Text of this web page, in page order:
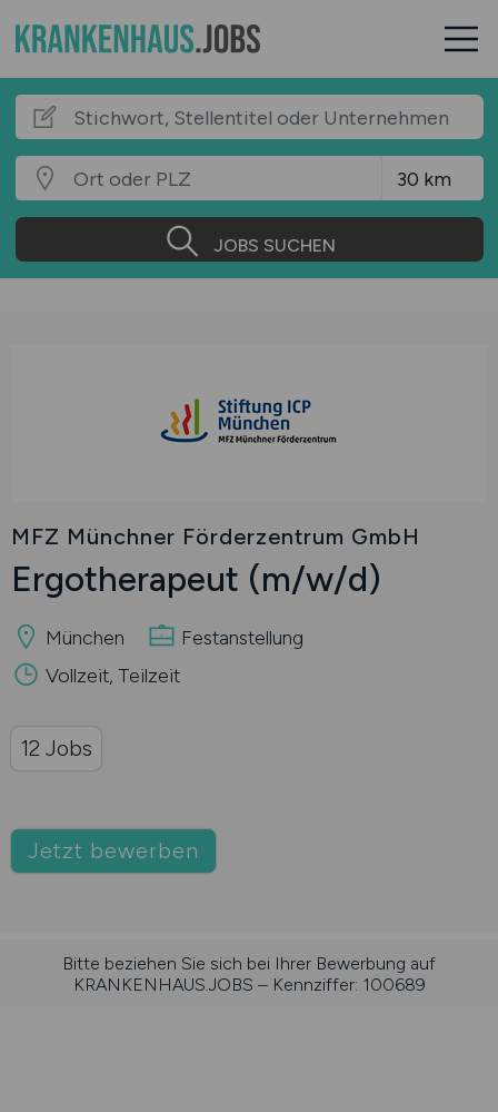
JOBS SUCHEN
MFZ Münchner Förderzentrum GmbH
Ergotherapeut (m/w/d)
München
Festanstellung
Vollzeit, Teilzeit
Jetzt bewerben
12 Jobs
Bitte beziehen Sie sich bei Ihrer Bewerbung auf
KRANKENHAUS.JOBS – Kennziffer: 100689